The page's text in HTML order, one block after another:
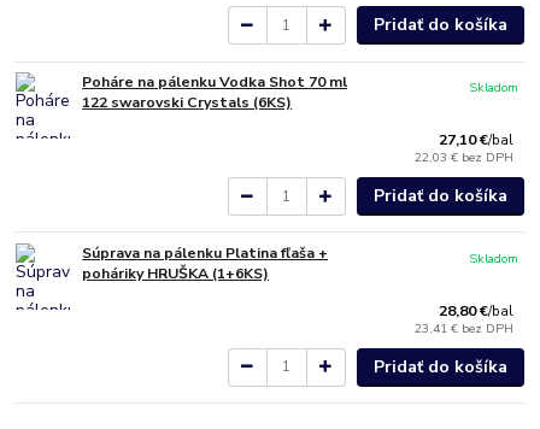
Pridať do košíka
Poháre na pálenku Vodka Shot 70 ml
122 swarovski Crystals (6KS)
27,10 €/bal
22,03 € bez DPH
Skladom
Pridať do košíka
Súprava na pálenku Platina fľaša +
poháriky HRUŠKA (1+6KS)
28,80 €/bal
23,41 € bez DPH
Skladom
Pridať do košíka